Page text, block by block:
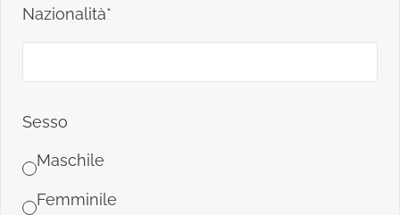
Nazionalità*
Sesso
Maschile
Femminile